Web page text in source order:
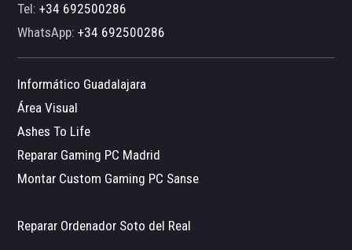
Tel:+34 692500286
WhatsApp:+34 692500286
Informático Guadalajara
Área Visual
Ashes To Life
Reparar Gaming PC Madrid
Montar Custom Gaming PC Sanse
Reparar Ordenador Soto del Real